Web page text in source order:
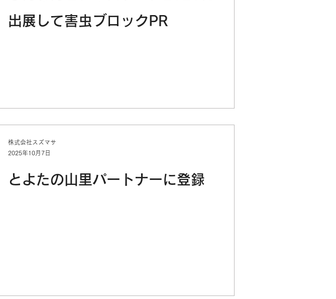
出展して害虫ブロックPR
とよたの山里パートナーに登録
株式会社スズマサ
2025年10月7日